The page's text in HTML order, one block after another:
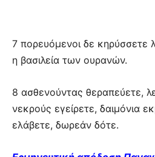
7 πορευόμενοι δε κηρύσσετε
η βασιλεία των ουρανών.
8 ασθενούντας θεραπεύετε,
νεκρούς εγείρετε, δαιμόνια
ελάβετε, δωρεάν δότε.